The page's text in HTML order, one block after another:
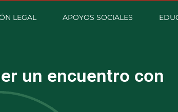
LEGAL APOYOS SOCIALES
un encuentro con